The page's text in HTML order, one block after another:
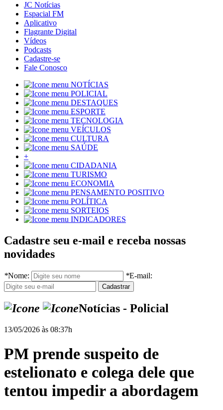
JC Notícias
Espacial FM
Aplicativo
Flagrante Digital
Vídeos
Podcasts
Cadastre-se
Fale Conosco
NOTÍCIAS
POLICIAL
DESTAQUES
ESPORTE
TECNOLOGIA
VEÍCULOS
CULTURA
SAÚDE
+
CIDADANIA
TURISMO
ECONOMIA
PENSAMENTO POSITIVO
POLÍTICA
SORTEIOS
INDICADORES
Cadastre seu e-mail e receba nossas
novidades
*Nome: *E-mail:
Notícias - Policial
13/05/2026 às 08:37h
PM prende suspeito de
estelionato e colega dele que
tentou impedir a abordagem